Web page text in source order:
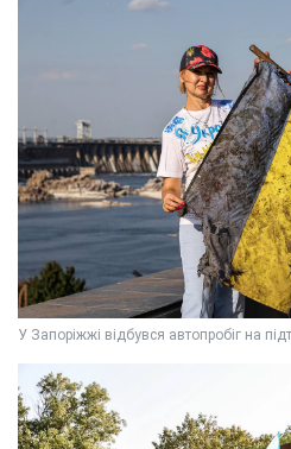
У Запоріжжі відбувся автопробіг на